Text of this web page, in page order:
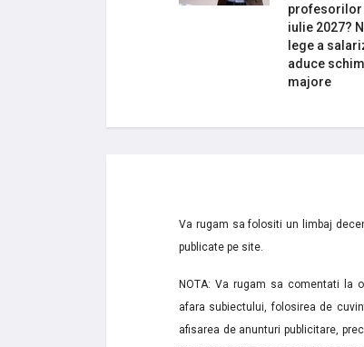
profesorilor
iulie 2027?
lege a
aduce
majore
Va rugam sa folositi un limbaj
publicate pe site.
NOTA: Va rugam sa comentati la
afara subiectului, folosirea de
afisarea de anunturi publicitare,